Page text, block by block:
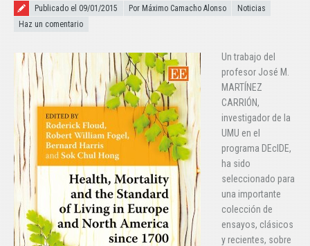
Publicado el
Publicado el 09/01/2015 Por Máximo Camacho Alonso
Noticias
Haz un comentario
Un trabajo del
profesor José M.
MARTÍNEZ
CARRIÓN,
investigador de la
UMU en el
programa DEcIDE,
ha sido
seleccionado para
una importante
colección de
ensayos, clásicos
y recientes, sobre